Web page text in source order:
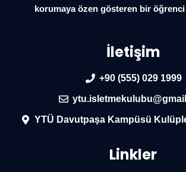
korumaya özen gösteren bir
İletişim
+90 (555) 029 1999
YTÜ Davutpaşa Kampüsü
Linkler